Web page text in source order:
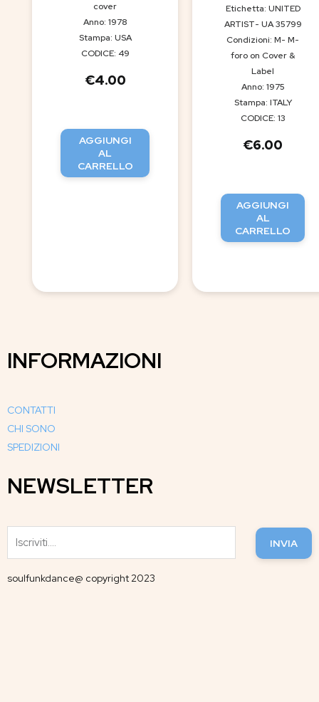
cover
Anno: 1978
Stampa: USA
CODICE: 49
€4.00
AGGIUNGI
AL
CARRELLO
Etichetta: UNITED
ARTIST- UA 35799
Condizioni: M- M-
foro on Cover &
Label
Anno: 1975
Stampa: ITALY
CODICE: 13
€6.00
AGGIUNGI
AL
CARRELLO
INFORMAZIONI
CONTATTI
CHI SONO
SPEDIZIONI
NEWSLETTER
INVIA
soulfunkdance@ copyright 2023